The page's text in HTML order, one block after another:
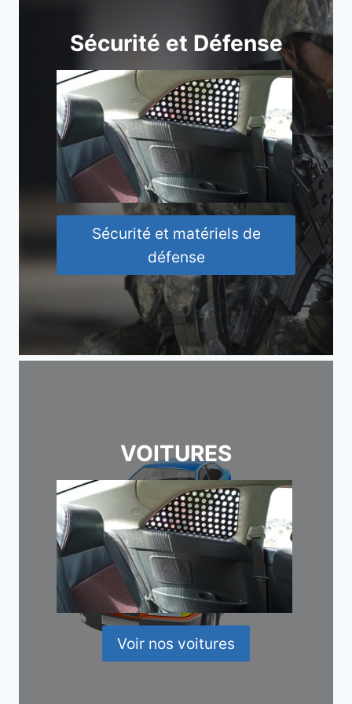
Sécurité et Défense
Sécurité et matériels de
défense
VOITURES
Voir nos voitures